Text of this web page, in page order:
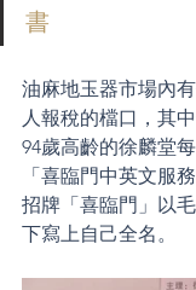
書
油麻地玉器市場內
人報稅的檔口，其
94歲高齡的徐麟堂
「喜臨門中英文服
招牌「喜臨門」以
下寫上自己全名。